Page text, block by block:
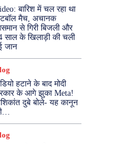
बारिश में चल रहा था
मैच, अचानक
से गिरी बिजली और
साल के खिलाड़ी की चली
जान
हटाने के बाद मोदी
के आगे झुका Meta!
दुबे बोले- यह कानून